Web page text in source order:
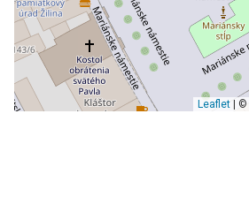
Leaflet| ©